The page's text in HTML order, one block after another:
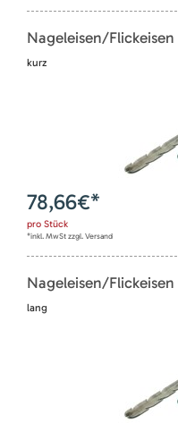
Nageleisen/
kurz
78,66€*
pro Stück
*inkl. MwSt zzgl. Versand
Nageleisen/
lang